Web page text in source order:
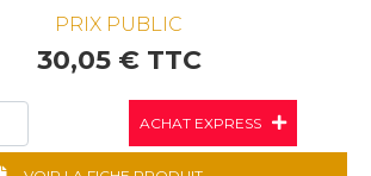
PRIX PUBLIC
30,05 € TTC
ACHAT EXPRESS